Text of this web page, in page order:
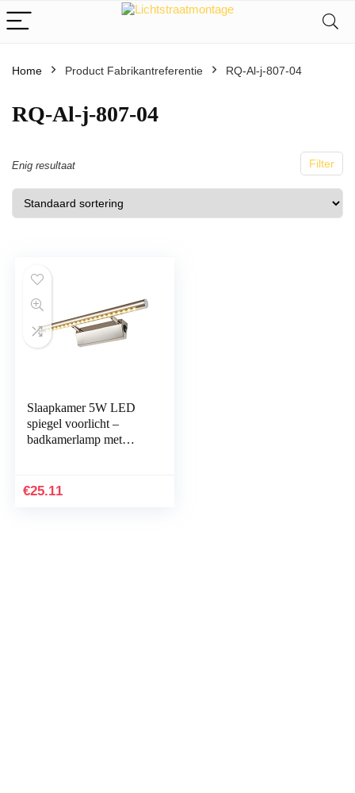
Home Product Fabrikantreferentie RQ-Al-j-807-04
RQ-Al-j-807-04
Filter
Enig resultaat
Slaapkamer 5W LED
spiegel voorlicht –
badkamerlamp met
roestvrij staal…
€25.11